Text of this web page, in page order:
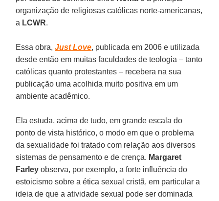
organização de religiosas católicas norte-americanas,
a LCWR.
Essa obra,Just Love, publicada em 2006 e utilizada
desde então em muitas faculdades de teologia – tanto
católicas quanto protestantes – recebera na sua
publicação uma acolhida muito positiva em um
ambiente acadêmico.
Ela estuda, acima de tudo, em grande escala do
ponto de vista histórico, o modo em que o problema
da sexualidade foi tratado com relação aos diversos
sistemas de pensamento e de crença. Margaret
Farley observa, por exemplo, a forte influência do
estoicismo sobre a ética sexual cristã, em particular a
ideia de que a atividade sexual pode ser dominada